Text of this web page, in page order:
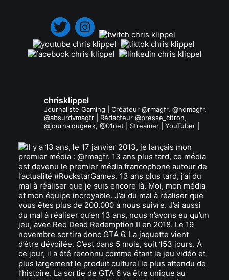
chrisklippel
Journaliste Gaming | Créateur @rmagfr, @ndmagfr,
@absurdvmagfr | Rédacteur @presse_citron,
@journaldugeek, @01net | Streamer | YouTuber |